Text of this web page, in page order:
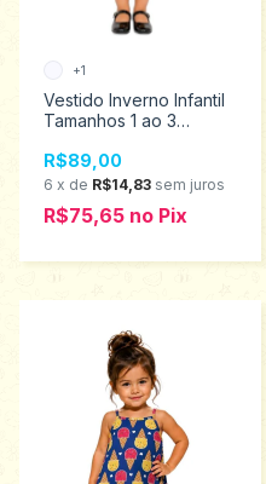
Vestido Inverno Infantil
Tamanhos 1 ao 3
R$89,00
6 x de R$14,83 sem juros
R$75,65 no Pix
+1